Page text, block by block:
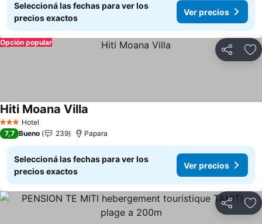
Seleccioná las fechas para ver los
precios exactos
Ver precios
Compartir
Opción popular
3 Estrellas
Hotel
Hiti Moana Villa
7,7 Bueno 239 Papara
Seleccioná las fechas para ver los
precios exactos
Ver precios
Compartir